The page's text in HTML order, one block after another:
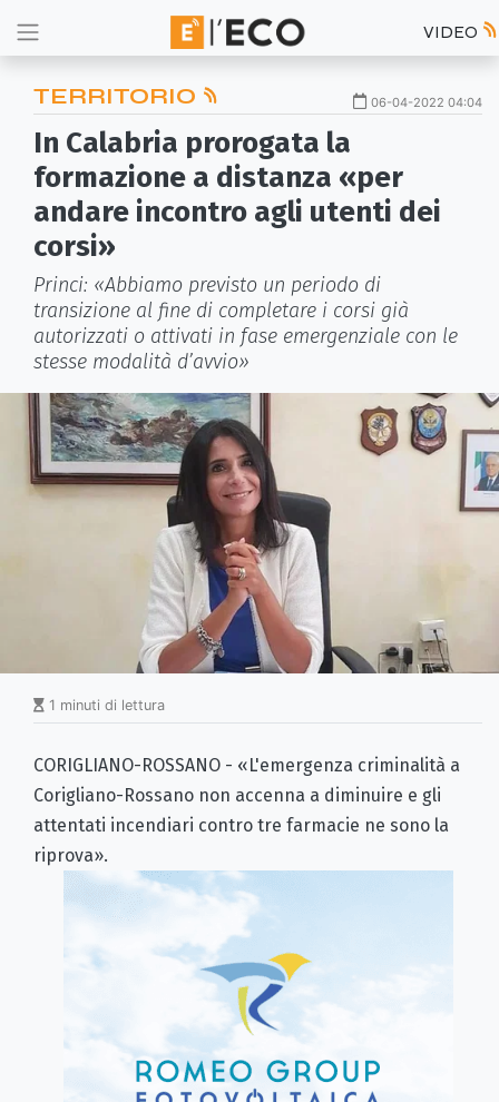
VIDEO
TERRITORIO 06-04-2022 04:04
In Calabria prorogata la
formazione a distanza «per
andare incontro agli utenti dei
corsi»
Princi: «Abbiamo previsto un periodo di
transizione al fine di completare i corsi già
autorizzati o attivati in fase emergenziale con le
stesse modalità d’avvio»
1 minuti di lettura
CORIGLIANO-ROSSANO - «L'emergenza criminalità a
Corigliano-Rossano non accenna a diminuire e gli
attentati incendiari contro tre farmacie ne sono la
riprova».